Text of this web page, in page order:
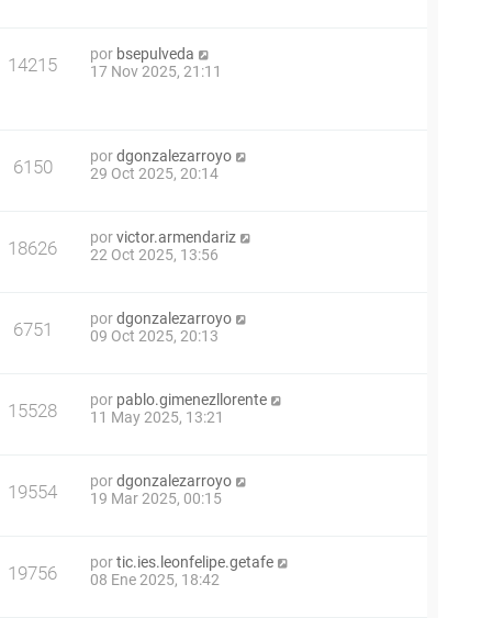
14215 por bsepulveda
17 Nov 2025, 21:11
6150 pordgonzalezarroyo
29 Oct 2025, 20:14
18626 porvictor.armendariz
22 Oct 2025, 13:56
6751 pordgonzalezarroyo
09 Oct 2025, 20:13
15528 por pablo.gimenezllorente
11 May 2025, 13:21
19554 pordgonzalezarroyo
19 Mar 2025, 00:15
19756 portic.ies.leonfelipe.getafe
08 Ene 2025, 18:42